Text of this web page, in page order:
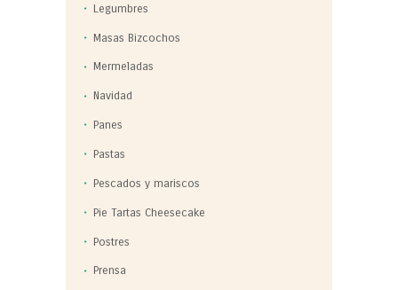
Legumbres
Masas Bizcochos
Mermeladas
Navidad
Panes
Pastas
Pescados y mariscos
Pie Tartas Cheesecake
Postres
Prensa